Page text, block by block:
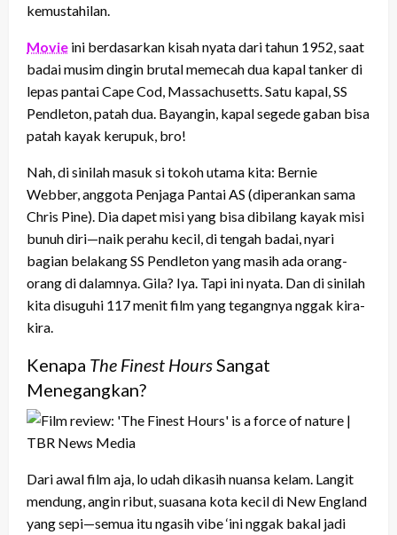
kemustahilan.
Movie ini berdasarkan kisah nyata dari tahun 1952, saat
badai musim dingin brutal memecah dua kapal tanker di
lepas pantai Cape Cod, Massachusetts. Satu kapal, SS
Pendleton, patah dua. Bayangin, kapal segede gaban bisa
patah kayak kerupuk, bro!
Nah, di sinilah masuk si tokoh utama kita: Bernie
Webber, anggota Penjaga Pantai AS (diperankan sama
Chris Pine). Dia dapet misi yang bisa dibilang kayak misi
bunuh diri—naik perahu kecil, di tengah badai, nyari
bagian belakang SS Pendleton yang masih ada orang-
orang di dalamnya. Gila? Iya. Tapi ini nyata. Dan di sinilah
kita disuguhi 117 menit film yang tegangnya nggak kira-
kira.
Kenapa The Finest HoursSangat
Menegangkan?
Dari awal film aja, lo udah dikasih nuansa kelam. Langit
mendung, angin ribut, suasana kota kecil di New England
yang sepi—semua itu ngasih vibe ‘ini nggak bakal jadi